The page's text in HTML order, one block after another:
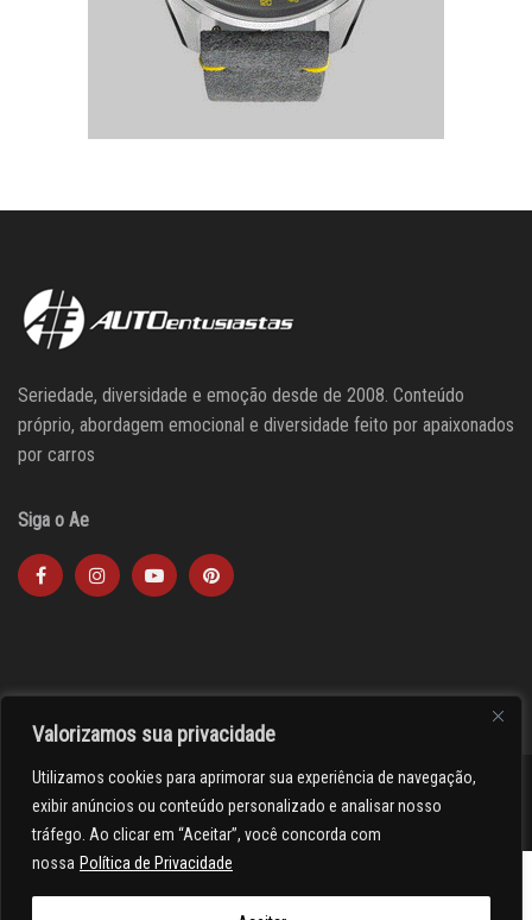
Valorizamos sua privacidade
Utilizamos cookies para aprimorar sua experiência de navegação,
exibir anúncios ou conteúdo personalizado e analisar nosso
tráfego. Ao clicar em “Aceitar”, você concorda com
nossa Política de Privacidade
Seriedade, diversidade e emoção desde de 2008. Conteúdo
próprio, abordagem emocional e diversidade feito por apaixonados
por carros
Siga o Ae
><(((º> 17